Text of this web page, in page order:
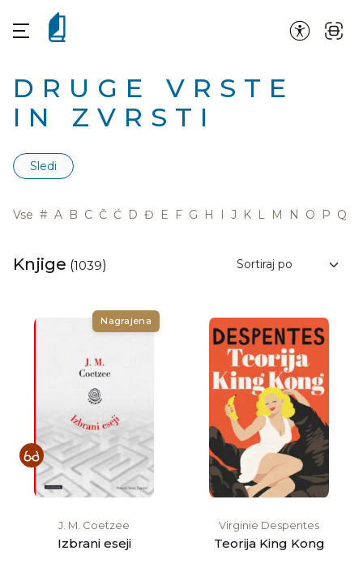
DRUGE VRSTE
IN ZVRSTI
Sledi
Vse # A B C Č Ć D Đ E F G H I J K L M N O P Q
Knjige (1039)
Nagrajena
J. M. Coetzee
Izbrani eseji
Virginie Despentes
Teorija King Kong